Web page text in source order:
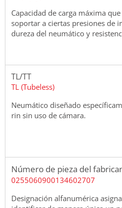
Capacidad de carga máxima
soportar a ciertas presiones de
dureza del neumático y
TL/TT
TL (Tubeless)
Neumático diseñado
rin sin uso de cámara.
Número de pieza del
0255060900134602707
Designación alfanumérica